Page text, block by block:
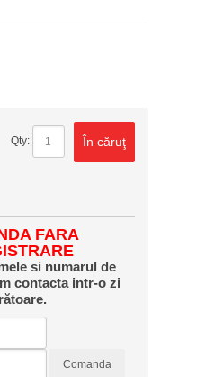
Qty: În căruţ
FARA
si numarul de
contacta intr-o zi
Comanda